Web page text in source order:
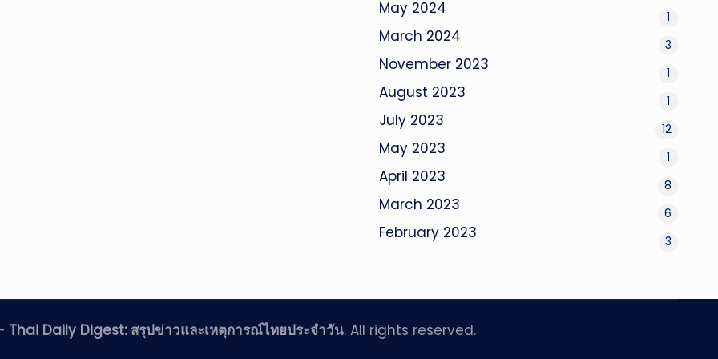
May 2024 1
March 2024 3
November 2023 1
August 2023 1
July 2023 12
May 2023 1
April 2023 8
March 2023 6
February 2023 3
Thai Daily Digest: สรุปข่าวและเหตุการณ์ไทยประจำวัน. All rights reserved.